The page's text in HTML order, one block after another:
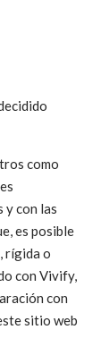
como
y con las
es posible
rígida o
con Vivify,
con
sitio web